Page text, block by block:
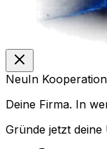
NeuIn
Deine Firma. In
Gründe jetzt